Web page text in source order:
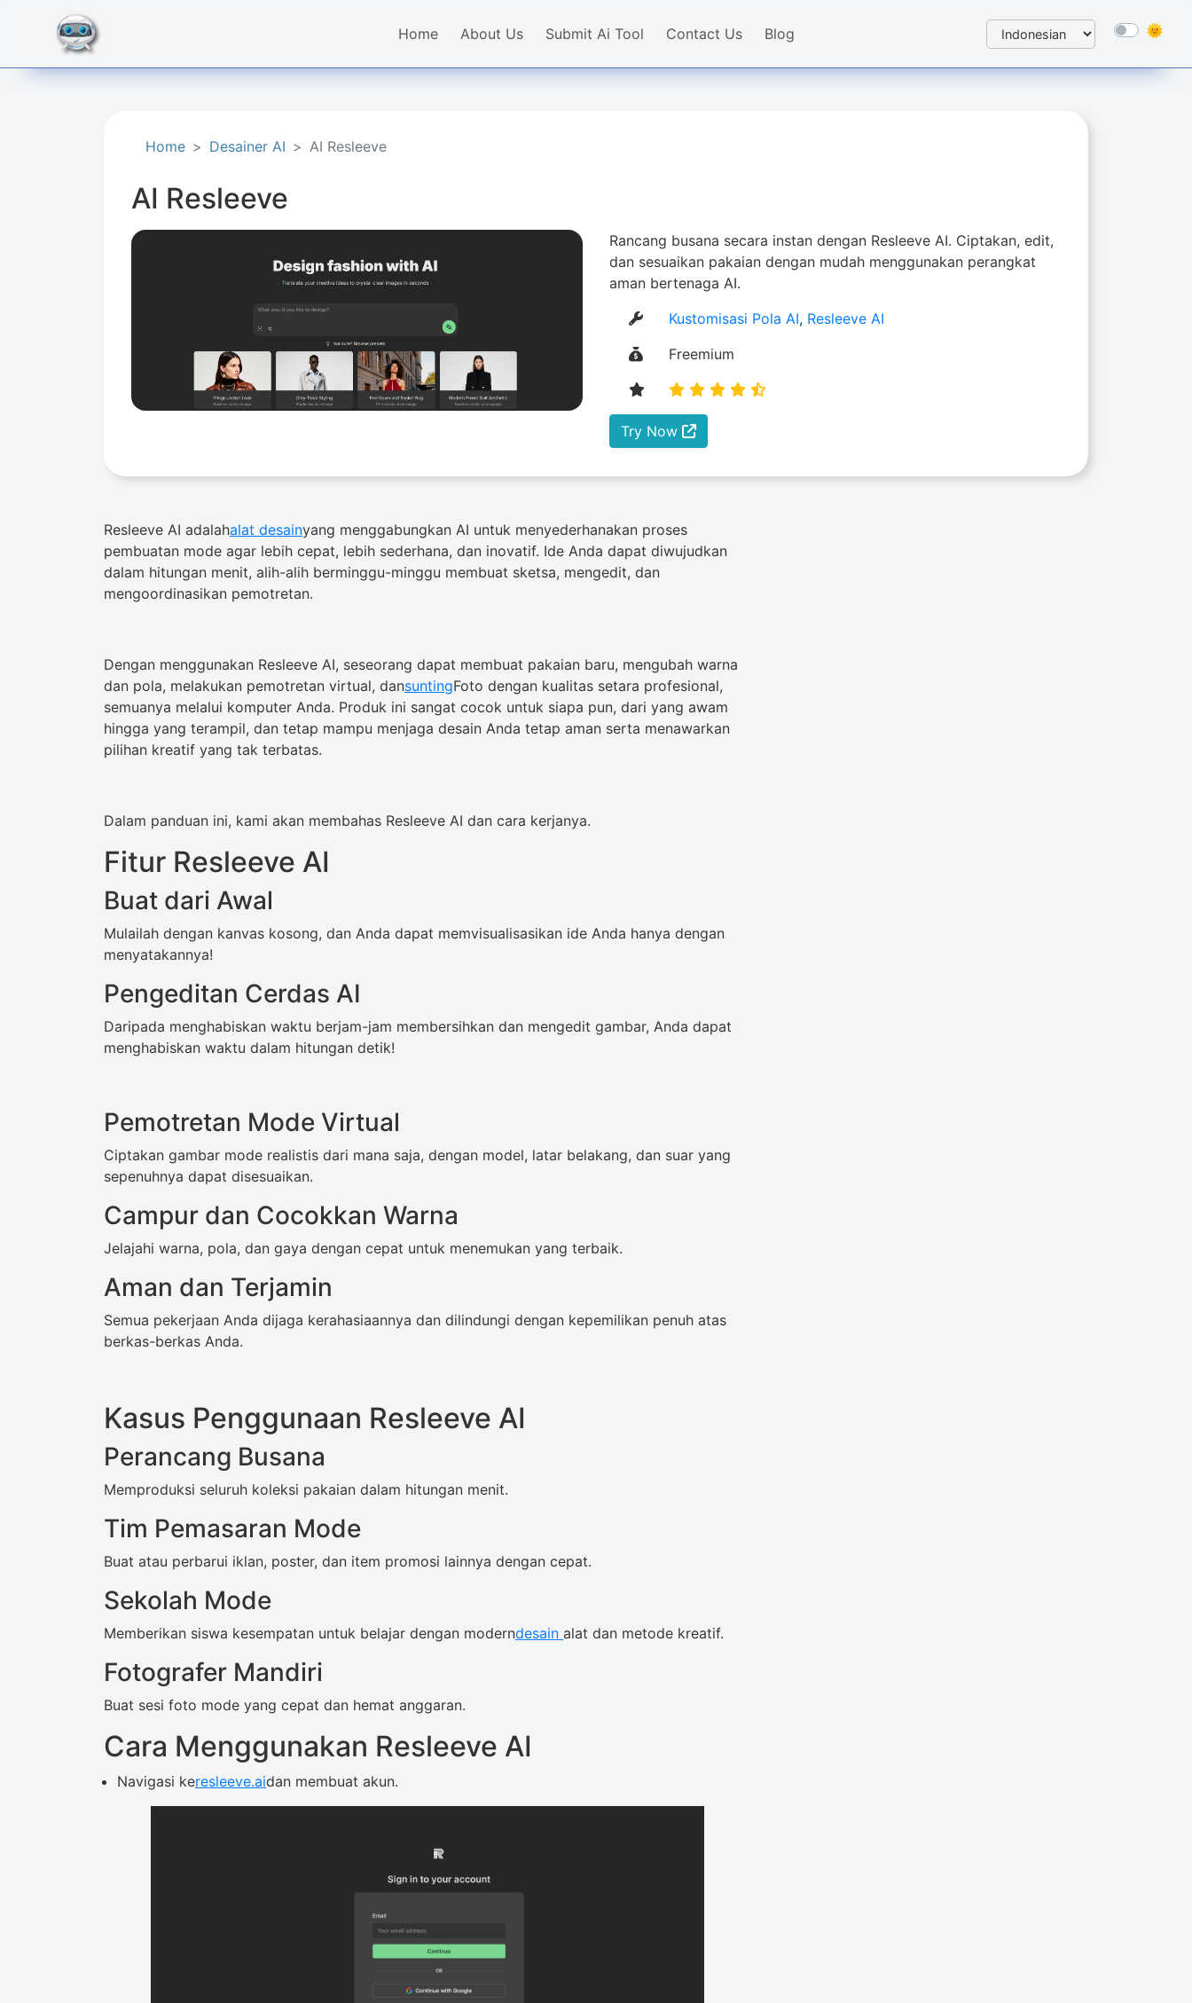
Home About Us Submit Ai Tool Contact Us Blog
Home Desainer AI AI Resleeve
AI Resleeve
Rancang busana secara instan dengan Resleeve AI. Ciptakan, edit,
dan sesuaikan pakaian dengan mudah menggunakan perangkat
aman bertenaga AI.
Kustomisasi Pola AI, Resleeve AI
Freemium
Try Now
Resleeve AI adalahalat desainyang menggabungkan AI untuk menyederhanakan proses
pembuatan mode agar lebih cepat, lebih sederhana, dan inovatif. Ide Anda dapat diwujudkan
dalam hitungan menit, alih-alih berminggu-minggu membuat sketsa, mengedit, dan
mengoordinasikan pemotretan.
Dengan menggunakan Resleeve AI, seseorang dapat membuat pakaian baru, mengubah warna
dan pola, melakukan pemotretan virtual, dansuntingFoto dengan kualitas setara profesional,
semuanya melalui komputer Anda. Produk ini sangat cocok untuk siapa pun, dari yang awam
hingga yang terampil, dan tetap mampu menjaga desain Anda tetap aman serta menawarkan
pilihan kreatif yang tak terbatas.
Dalam panduan ini, kami akan membahas Resleeve AI dan cara kerjanya.
Fitur Resleeve AI
Buat dari Awal
Mulailah dengan kanvas kosong, dan Anda dapat memvisualisasikan ide Anda hanya dengan
menyatakannya!
Pengeditan Cerdas AI
Daripada menghabiskan waktu berjam-jam membersihkan dan mengedit gambar, Anda dapat
menghabiskan waktu dalam hitungan detik!
Pemotretan Mode Virtual
Ciptakan gambar mode realistis dari mana saja, dengan model, latar belakang, dan suar yang
sepenuhnya dapat disesuaikan.
Campur dan Cocokkan Warna
Jelajahi warna, pola, dan gaya dengan cepat untuk menemukan yang terbaik.
Aman dan Terjamin
Semua pekerjaan Anda dijaga kerahasiaannya dan dilindungi dengan kepemilikan penuh atas
berkas-berkas Anda.
Kasus Penggunaan Resleeve AI
Perancang Busana
Memproduksi seluruh koleksi pakaian dalam hitungan menit.
Tim Pemasaran Mode
Buat atau perbarui iklan, poster, dan item promosi lainnya dengan cepat.
Sekolah Mode
Memberikan siswa kesempatan untuk belajar dengan moderndesain alat dan metode kreatif.
Fotografer Mandiri
Buat sesi foto mode yang cepat dan hemat anggaran.
Cara Menggunakan Resleeve AI
Navigasi keresleeve.aidan membuat akun.